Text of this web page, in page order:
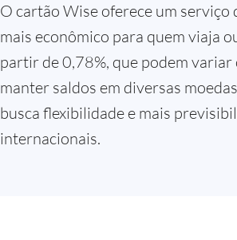
O cartão Wise oferece um serviço
mais econômico para quem viaja
partir de 0,78%, que podem
manter saldos em diversas
busca flexibilidade e mais
internacionais.